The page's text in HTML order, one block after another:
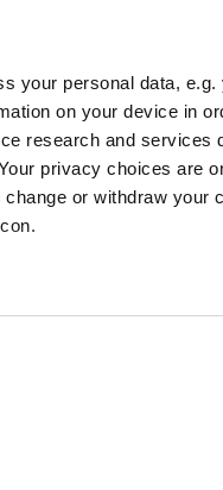
your personal data,
on your device in
research and services
privacy choices are
or withdraw
geographical location
data is processed
and ads, to provide